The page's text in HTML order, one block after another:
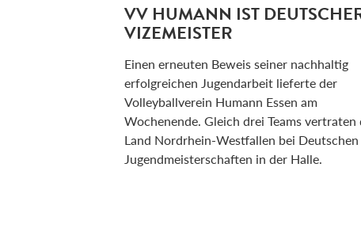
VV HUMANN IST
VIZEMEISTER
Einen erneuten Beweis seiner nachhaltig
erfolgreichen Jugendarbeit lieferte der
Volleyballverein Humann Essen am
Wochenende. Gleich drei Teams vertraten
Land Nordrhein-Westfallen bei Deutschen
Jugendmeisterschaften in der Halle.